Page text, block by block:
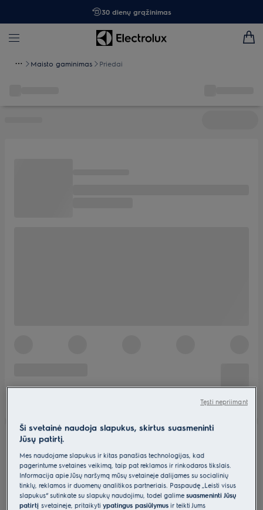
30 dienų grąžinimas
Maisto gaminimas Priedai
Ši svetainė naudoja slapukus, skirtus suasmeninti
Jūsų patirtį.
Mes naudojame slapukus ir kitas panašias technologijas, kad
pagerintume svetainės veikimą, taip pat reklamos ir rinkodaros tikslais.
Informacija apie Jūsų naršymą mūsų svetainėje dalijamės su socialinių
tinklų, reklamos ir duomenų analitikos partneriais. Paspaudę „Leisti visus
slapukus“ sutinkate su slapukų naudojimu, todėl galimesuasmeninti Jūsų
patirtįsvetainėje, pritaikytiypatingus pasiūlymus ir teikti Jums
Tęsti nepriimant